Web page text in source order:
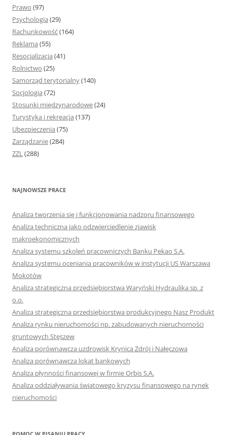
Prawo (97)
Psychologia (29)
Rachunkowość(164)
Reklama (55)
Resocjalizacja (41)
Rolnictwo (25)
Samorząd terytorialny(140)
Socjologia (72)
Stosunki międzynarodowe(24)
Turystyka i rekreacja (137)
Ubezpieczenia (75)
Zarządzanie(284)
ZZL(288)
NAJNOWSZE PRACE
Analiza tworzenia się i funkcjonowania nadzoru finansowego
Analiza techniczna jako odzwierciedlenie zjawisk
makroekonomicznych
Analiza systemu szkoleń pracowniczych Banku Pekao S.A.
Analiza systemu oceniania pracowników w instytucji US Warszawa
Mokotów
Analiza strategiczna przedsiębiorstwa Waryński Hydraulika sp. z
o.o.
Analiza strategiczna przedsiębiorstwa produkcyjnego Nasz Produkt
Analiza rynku nieruchomości np. zabudowanych nieruchomości
gruntowych Stęszew
Analiza porównawcza uzdrowisk Krynica Zdrój i Nałęczowa
Analiza porównawcza lokat bankowych
Analiza płynności finansowej w firmie Orbis S.A.
Analiza oddziaływania światowego kryzysu finansowego na rynek
nieruchomości